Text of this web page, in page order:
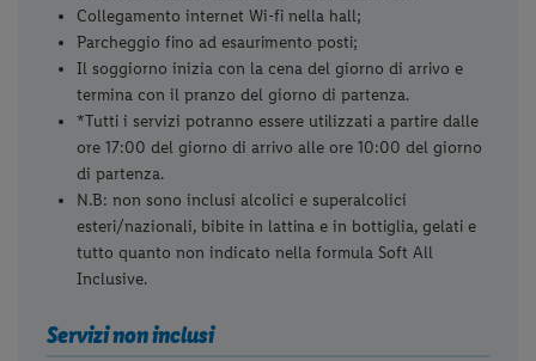
parco giochi per bambini e servizio spiaggia con 1
ombrellone e 2 lettini a partire dalla 3° fila (nei periodi
di bassa stagione alcune attività o servizi potrebbero
non essere disponibili quando le condizioni meteo,
cause di forza maggiore o il numero di presenze non
ne giustificano l'attivazione);
Secondo il programma della struttura prevista 1 cena a
tema per settimana;
Open bar durante il giorno (09:00-23:00 presso il bar
della struttura) con acqua, soft drinks e succhi (alla
spina da dispenser);
Collegamento internet Wi-fi nella hall;